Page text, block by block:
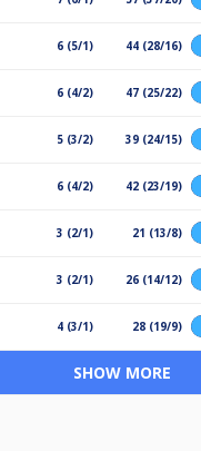
6 (5/1) 44 (28/16)
6 (4/2) 47 (25/22)
5 (3/2) 39 (24/15)
6 (4/2) 42 (23/19)
3 (2/1) 21 (13/8)
3 (2/1) 26 (14/12)
4 (3/1) 28 (19/9)
SHOW MORE